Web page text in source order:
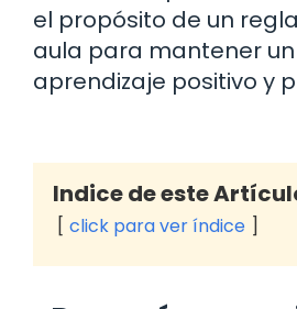
el propósito de un
aula para mantener
aprendizaje positivo y
Indice de este
click para ver índice